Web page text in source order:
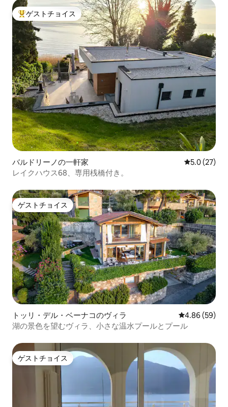
大好評のゲストチョイスです。
ゲストチョイス
バルドリーノの一軒家 レビュー27
5.0 (27)
レイクハウス68、専用桟橋付き。
ゲストチョイス
ゲストチョイス
トッリ・デル・ベーナコのヴィラ レビュー59
4.86 (59)
湖の景色を望むヴィラ、小さな温水プールとプール
ゲストチョイス
ゲストチョイス